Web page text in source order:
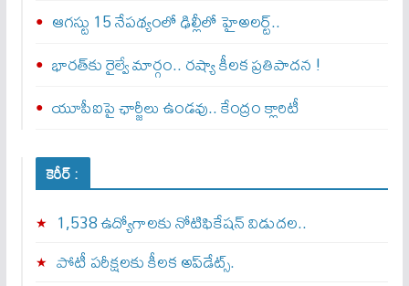
ఆగస్టు 15 నేపథ్యంలో ఢిల్లీలో హైఅలర్ట్..
భారత్‌కు రైల్వే మార్గం.. రష్యా కీలక ప్రతిపాదన !
యూపీఐపై ఛార్జీలు ఉండవు.. కేంద్రం క్లారిటీ
కెరీర్ :
1,538 ఉద్యోగాలకు నోటిఫికేషన్ విడుదల..
పోటీ పరీక్షలకు కీలక అప్‌డేట్స్.